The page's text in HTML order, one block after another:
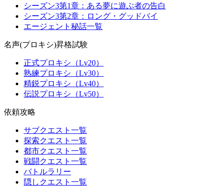
シーズン3第1章：ある夢に遊ぶ者の告白
シーズン3第2章：ロング・グッドバイ
エージェント秘話一覧
名声(プロキシ)昇格試験
正式プロキシ（Lv20）
熟練プロキシ（Lv30）
精鋭プロキシ（Lv40）
伝説プロキシ（Lv50）
依頼攻略
サブクエスト一覧
探索クエスト一覧
都市クエスト一覧
戦闘クエスト一覧
バトルラリー
隠しクエスト一覧